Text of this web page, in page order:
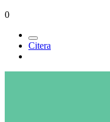
0
Citera